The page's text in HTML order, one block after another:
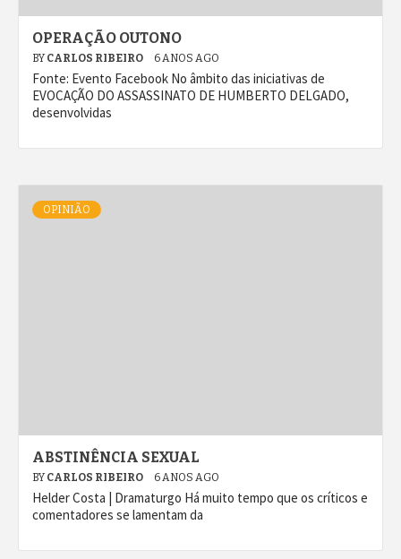
OPERAÇÃO OUTONO
BY CARLOS RIBEIRO 6 ANOS AGO
Fonte: Evento Facebook No âmbito das iniciativas de
EVOCAÇÃO DO ASSASSINATO DE HUMBERTO DELGADO,
desenvolvidas
OPINIÃO
ABSTINÊNCIA SEXUAL
BY CARLOS RIBEIRO 6 ANOS AGO
Helder Costa | Dramaturgo Há muito tempo que os críticos e
comentadores se lamentam da